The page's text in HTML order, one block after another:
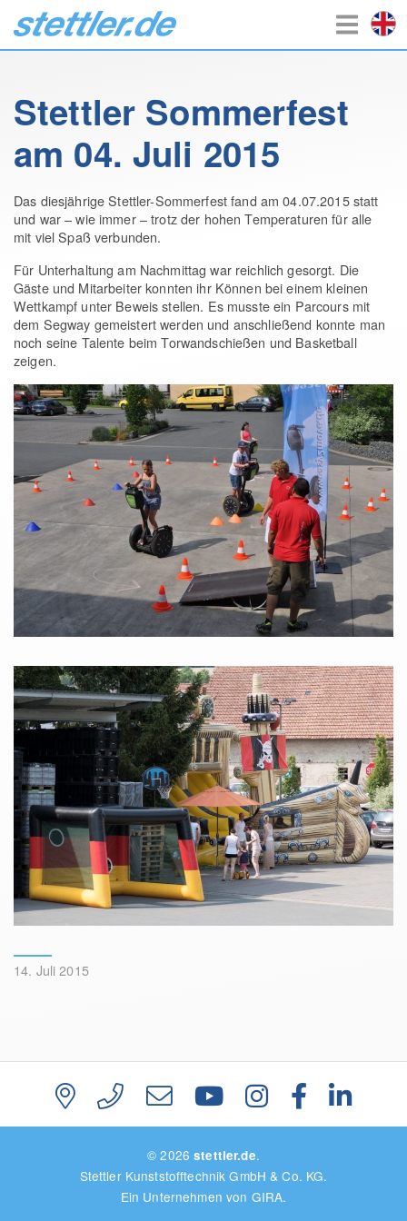
Stettler Sommerfest
am 04. Juli 2015
Das diesjährige Stettler-Sommerfest fand am 04.07.2015 statt
und war – wie immer – trotz der hohen Temperaturen für alle
mit viel Spaß verbunden.
Für Unterhaltung am Nachmittag war reichlich gesorgt. Die
Gäste und Mitarbeiter konnten ihr Können bei einem kleinen
Wettkampf unter Beweis stellen. Es musste ein Parcours mit
dem Segway gemeistert werden und anschließend konnte man
noch seine Talente beim Torwandschießen und Basketball
zeigen.
14. Juli 2015
© 2026stettler.de.
Stettler Kunststofftechnik GmbH & Co. KG.
Ein Unternehmen von GIRA.